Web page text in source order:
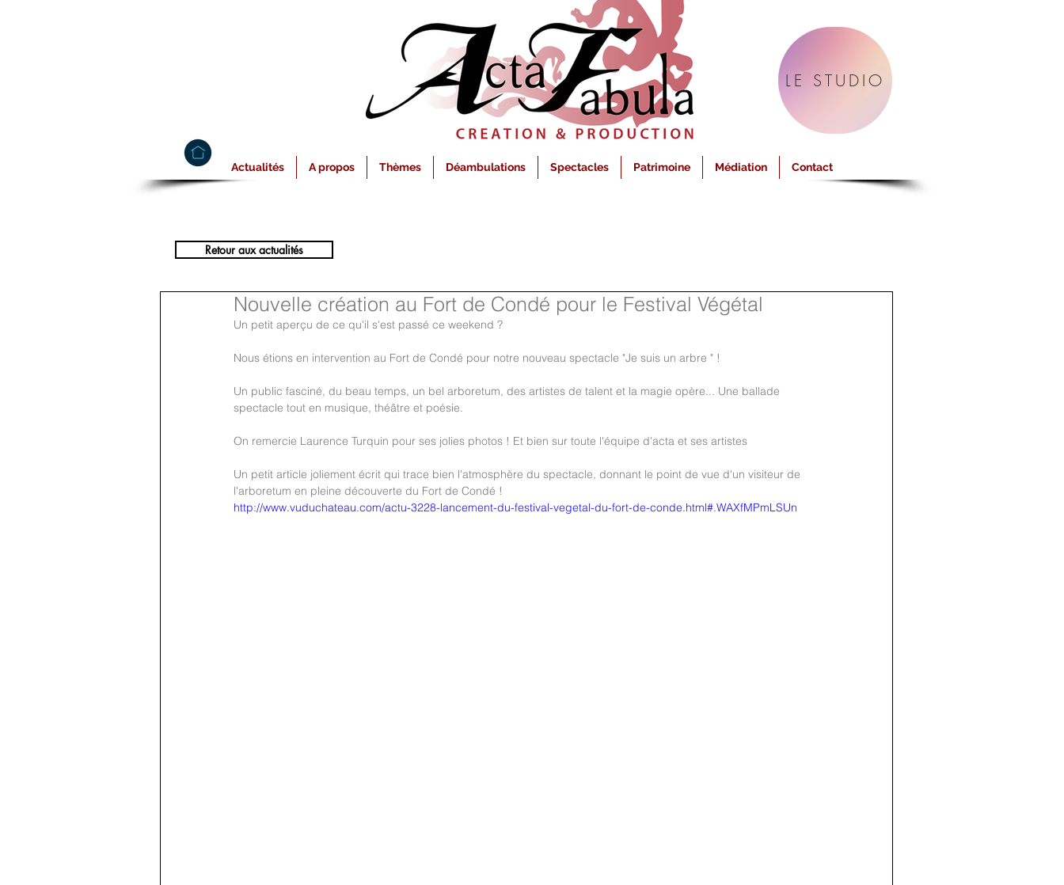
Actualités A propos Thèmes Déambulations Spectacles Patrimoine Médiation Contact
LE STUDIO
Retour aux actualités
join us
for the
Nouvelle création au Fort de Condé pour le Festival Végétal
Un petit aperçu de ce qu'il s'est passé ce weekend ?
Nous étions en intervention au Fort de Condé pour notre nouveau spectacle "Je suis un arbre " !
Un public fasciné, du beau temps, un bel arboretum, des artistes de talent et la magie opère... Une ballade
spectacle tout en musique, théâtre et poésie.
On remercie Laurence Turquin pour ses jolies photos ! Et bien sur toute l'équipe d'acta et ses artistes
Un petit article joliement écrit qui trace bien l'atmosphère du spectacle, donnant le point de vue d'un visiteur de
l'arboretum en pleine découverte du Fort de Condé !
http://www.vuduchateau.com/actu-3228-lancement-du-festival-vegetal-du-fort-de-conde.html#.WAXfMPmLSUn